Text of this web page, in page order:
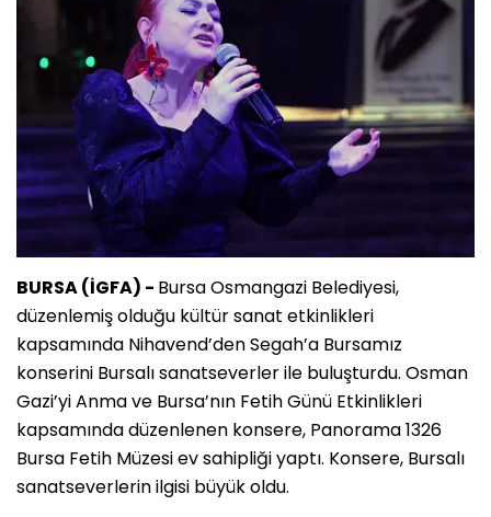
BURSA (İGFA) - Bursa Osmangazi Belediyesi,
düzenlemiş olduğu kültür sanat etkinlikleri
kapsamında Nihavend’den Segah’a Bursamız
konserini Bursalı sanatseverler ile buluşturdu. Osman
Gazi’yi Anma ve Bursa’nın Fetih Günü Etkinlikleri
kapsamında düzenlenen konsere, Panorama 1326
Bursa Fetih Müzesi ev sahipliği yaptı. Konsere, Bursalı
sanatseverlerin ilgisi büyük oldu.